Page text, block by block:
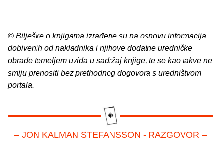
© Bilješke o knjigama izrađene su na osnovu informacija
dobivenih od nakladnika i njihove dodatne uredničke
obrade temeljem uvida u sadržaj knjige, te se kao takve ne
smiju prenositi bez prethodnog dogovora s uredništvom
portala.
– JON KALMAN STEFANSSON - RAZGOVOR –